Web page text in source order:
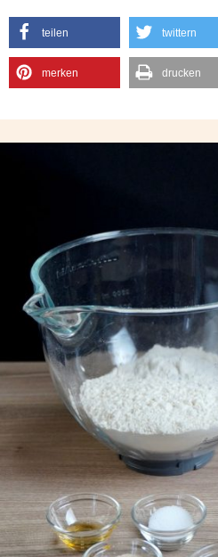
teilen twittern
merken drucken